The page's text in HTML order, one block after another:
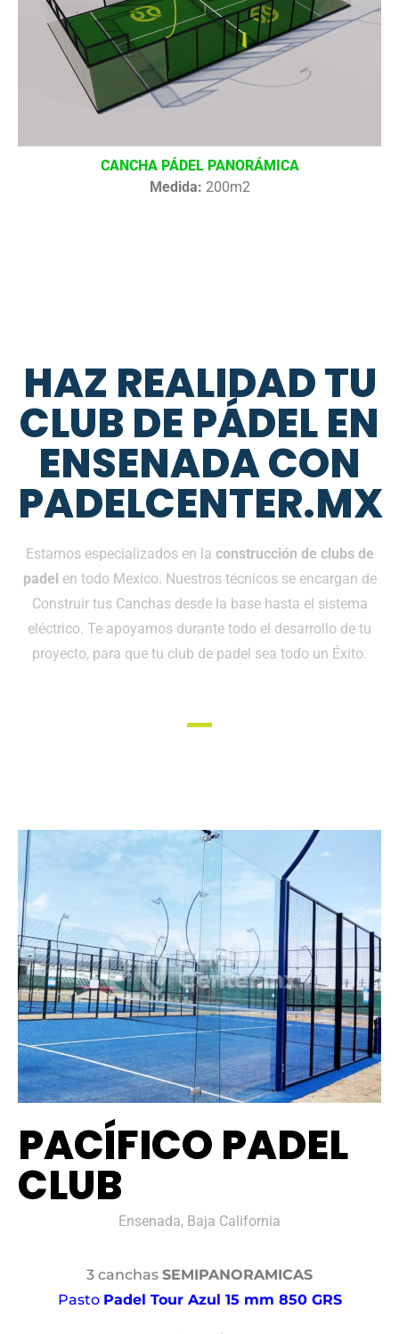
CANCHA PÁDEL PANORÁMICA
Medida: 200m2
HAZ REALIDAD TU
CLUB DE PÁDEL EN
ENSENADA CON
PADELCENTER.MX
Estamos especializados en la construcción de clubs de
padel en todo Mexico. Nuestros técnicos se encargan de
Construir tus Canchas desde la base hasta el sistema
eléctrico. Te apoyamos durante todo el desarrollo de tu
proyecto, para que tu club de padel sea todo un Éxito.
PACÍFICO PADEL
CLUB
Ensenada, Baja California
3 canchas SEMIPANORAMICAS
Pasto Padel Tour Azul 15 mm 850 GRS